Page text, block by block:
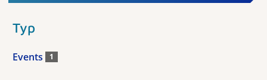
Typ
Events 1